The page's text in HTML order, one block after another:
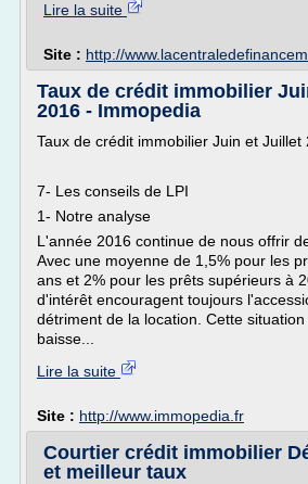
Lire la suite
Site : http://
Taux de crédit immobilier
2016 - Immopedia
Taux de crédit immobilier Juin et Juillet
7- Les conseils de LPI
1- Notre analyse
L'année 2016 continue de nous offrir
Avec une moyenne de 1,5% pour les
ans et 2% pour les prêts supérieurs à
d'intérêt encouragent toujours
détriment de la location. Cette
baisse...
Lire la suite
Site : http://www.immopedia.fr
Courtier crédit immobilier
et meilleur taux